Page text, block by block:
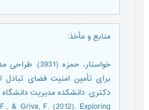
منابع و مأخذ:
خواستار، حمزه
برای تأمین امنیت فضای تبادل
دکتری. دانشکده مدیریت دانشگاه
F., & Griva, F. (2012). Exploring